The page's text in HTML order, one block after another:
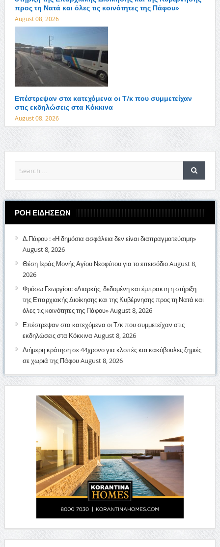
προς τη Νατά και όλες τις κοινότητες της Πάφου»
August 08, 2026
Επέστρεψαν στα κατεχόμενα οι Τ/κ που συμμετείχαν
στις εκδηλώσεις στα Κόκκινα
August 08, 2026
ΡΟΗ ΕΙΔΗΣΕΩΝ
Δ.Πάφου : «Η δημόσια ασφάλεια δεν είναι διαπραγματεύσιμη»
August 8, 2026
Θέση Ιεράς Μονής Αγίου Νεοφύτου για το επεισόδιοAugust 8,
2026
Φρόσω Γεωργίου: «Διαρκής, δεδομένη και έμπρακτη η στήριξη
της Επαρχιακής Διοίκησης και της Κυβέρνησης προς τη Νατά και
όλες τις κοινότητες της Πάφου»August 8, 2026
Επέστρεψαν στα κατεχόμενα οι Τ/κ που συμμετείχαν στις
εκδηλώσεις στα Κόκκινα August 8, 2026
Διήμερη κράτηση σε 44χρονο για κλοπές και κακόβουλες ζημιές
σε χωριά της ΠάφουAugust 8, 2026